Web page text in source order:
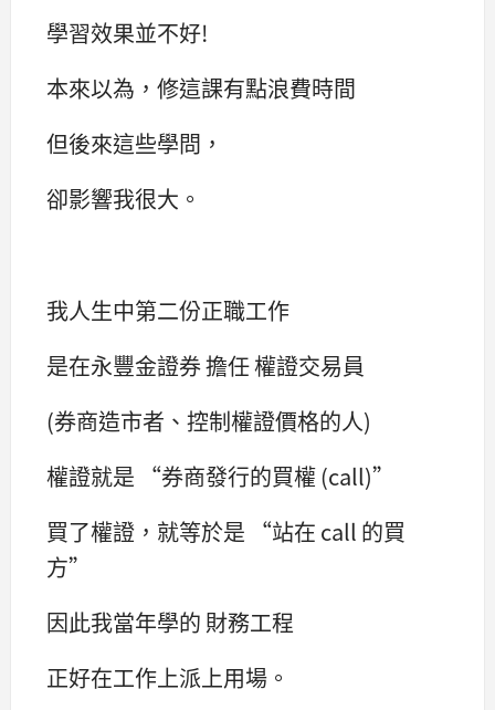
學習效果並不好!
本來以為，修這課有點浪費時間
但後來這些學問，
卻影響我很大。
我人生中第二份正職工作
是在永豐金證券 擔任 權證交易員
(券商造市者、控制權證價格的人)
權證就是 “券商發行的買權 (call)”
買了權證，就等於是 “站在 call 的買
方”
因此我當年學的 財務工程
正好在工作上派上用場。